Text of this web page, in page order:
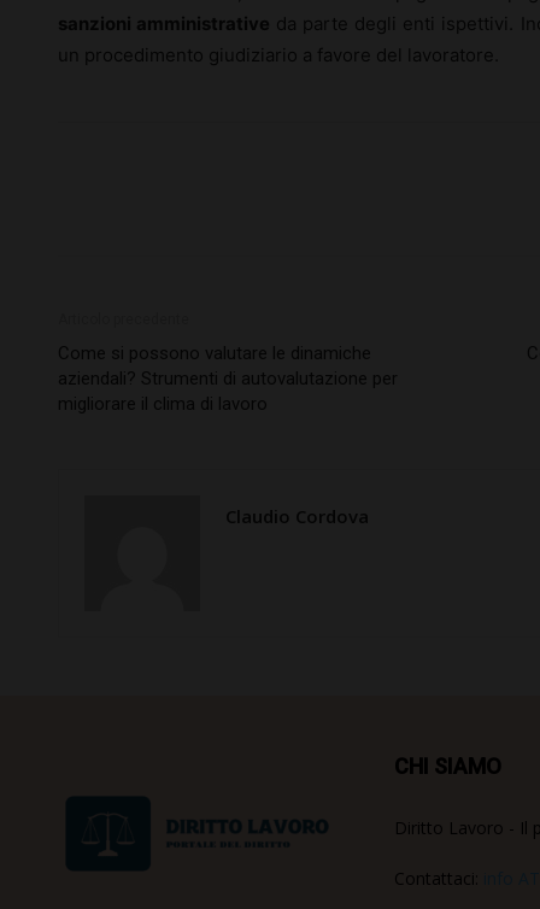
sanzioni amministrative da parte degli enti ispettivi.
un procedimento giudiziario a favore del lavoratore.
Come si possono valutare le dinamiche
aziendali? Strumenti di autovalutazione per
migliorare il clima di lavoro
Claudio Cordova
CHI SIAMO
Diritto Lavoro - Il
Contattaci: